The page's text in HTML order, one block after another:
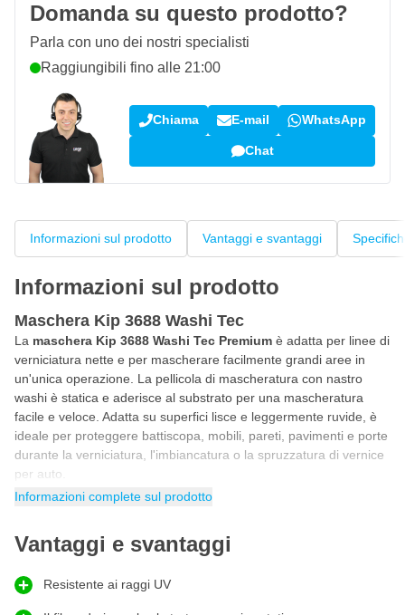
Domanda su questo prodotto?
Parla con uno dei nostri specialisti
Raggiungibili fino alle 21:00
Chiama E-mail WhatsApp
Chat
Informazioni sul prodotto Vantaggi e svantaggi
Informazioni sul prodotto
Maschera Kip 3688 Washi Tec
La maschera Kip 3688 Washi Tec Premium è adatta per linee di
verniciatura nette e per mascherare facilmente grandi aree in
un'unica operazione. La pellicola di mascheratura con nastro
washi è statica e aderisce al substrato per una mascheratura
facile e veloce. Adatta su superfici lisce e leggermente ruvide, è
ideale per proteggere battiscopa, mobili, pareti, pavimenti e porte
durante la verniciatura, l'imbiancatura o la spruzzatura di vernice
per auto.
Film di mascheratura con nastro adesivo
esterno. Un lato della pellicola per mascheratura contiene il
nastro washi per ottenere linee nette ed evitare che la vernice
scorra sotto il nastro da pittore.
Informazioni complete sul prodotto
Vantaggi e svantaggi
Resistente ai raggi UV